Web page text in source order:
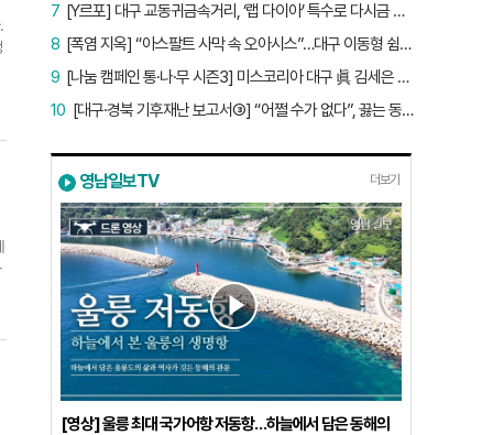
[Y르포] 대구 교동귀금속거리, ‘랩 다이아’ 특수로 다시금 활기…“반짝 인기 의존 않는 지속 가능 성장 동력 마련해야”
7
[폭염 지옥] “아스팔트 사막 속 오아시스”…대구 이동형 쉼터 버스 ‘북적’, 지하철역도 ‘바글’
8
[나눔 캠페인 통·나·무 시즌3] 미스코리아 대구 眞 김세은 “내가 받은 응원, 다음 사람에게”
9
[대구·경북 기후재난 보고서③] “어쩔 수가 없다”, 끓는 동해…‘절멸 위기’ 경북 수산업
10
영남일보TV 더보기
[영상] 울릉 최대 국가어항 저동항…하늘에서 담은 동해의